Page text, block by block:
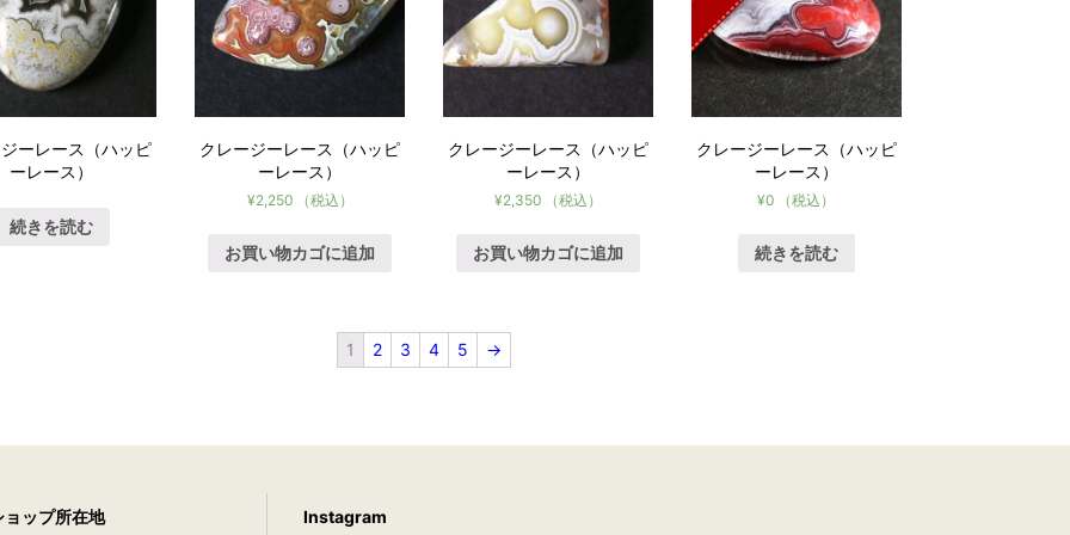
ーレース（ハッピ
ーレース）
続きを読む
クレージーレース（ハッピ
ーレース）
¥2,250 （税込）
お買い物カゴに追加
クレージーレース（ハッピ
ーレース）
¥2,350 （税込）
お買い物カゴに追加
クレージーレース（ハッピ
ーレース）
¥0 （税込）
続きを読む
1 2 3 4 5 →
ョップ所在地 Instagram